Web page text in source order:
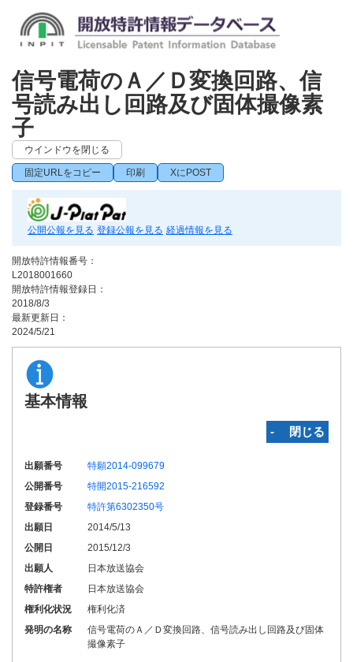
信号電荷のＡ／Ｄ変換回路、信
号読み出し回路及び固体撮像素
子
ウインドウを閉じる
固定URLをコピー 印刷 XにPOST
公開公報を見る 登録公報を見る 経過情報を見る
開放特許情報番号：
L2018001660
開放特許情報登録日：
2018/8/3
最新更新日：
2024/5/21
基本情報
‐ 閉じる
出願番号
特願2014-099679
公開番号
特開2015-216592
登録番号
特許第6302350号
出願日
2014/5/13
公開日
2015/12/3
出願人
日本放送協会
特許権者
日本放送協会
権利化状況
権利化済
発明の名称
信号電荷のＡ／Ｄ変換回路、信号読み出し回路及び固体
撮像素子